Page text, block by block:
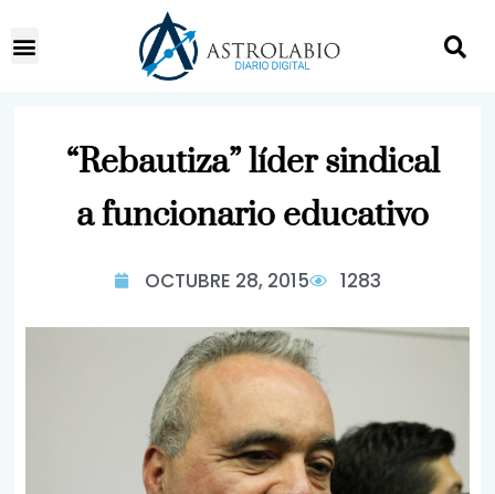
“Rebautiza” líder sindical
a funcionario educativo
OCTUBRE 28, 2015 1283